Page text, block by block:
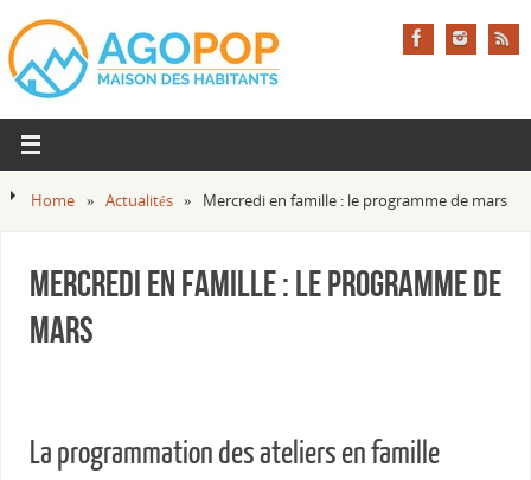
Home » Actualités » Mercredi en famille : le programme de mars
Mercredi en famille : le programme de
mars
La programmation des ateliers en famille